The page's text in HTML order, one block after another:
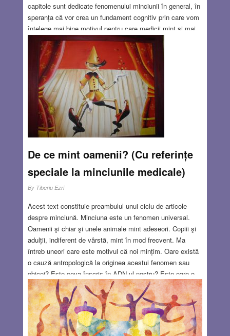
capitole sunt dedicate fenomenului minciunii în general, în
speranța că vor crea un fundament cognitiv prin care vom
înțelege mai bine motivul pentru care medicii mint și mai
ales cum se confruntă și cum rezolvă această problemă
sistemul administrativ medical și cel juridic. În aceste
două capitole ale ciclului mă voi referi, mai întâi, la
definiţia şi terminologia minciunii şi adevărului, iar apoi la
motivele pentru care mint oamenii şi la categoriile de
minciuni.
Read more…
MAY 16, 2019 4 COMMENTS
De ce mint oamenii? (Cu referințe
speciale la minciunile medicale)
By Tiberiu Ezri
Acest text constituie preambulul unui ciclu de articole
despre minciună. Minciuna este un fenomen universal.
Oamenii şi chiar şi unele animale mint adeseori. Copiii şi
adulții, indiferent de vârstă, mint în mod frecvent. Ma
întreb uneori care este motivul că noi mințim. Oare există
o cauză antropologică la originea acestui fenomen sau
obicei? Este ceva înscris în ADN-ul nostru? Este oare o
reacție instinctivă de autoconservare şi supraviețuire? În
acest ciclu de articole voi dedica un capitol special şi
detailat minciunii medicale. Voi încerca sa găsesc
răspunsuri la nenumăratele probleme neelucidate legate de
minciuna în medicină
Read more…